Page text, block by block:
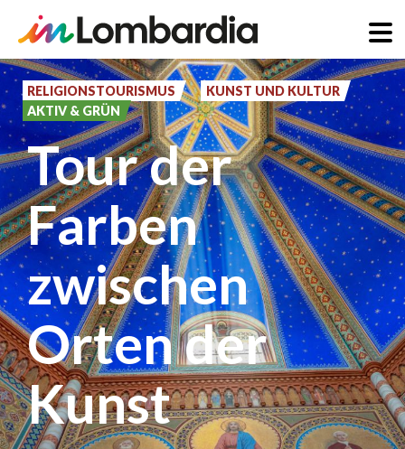
Direkt
zum
Inhalt
RELIGIONSTOURISMUS
KUNST UND KULTUR
AKTIV & GRÜN
Tour der
Farben
zwischen
Orten der
Kunst